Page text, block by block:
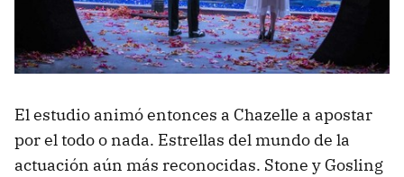
El estudio animó entonces a Chazelle a apostar
por el todo o nada. Estrellas del mundo de la
actuación aún más reconocidas. Stone y Gosling